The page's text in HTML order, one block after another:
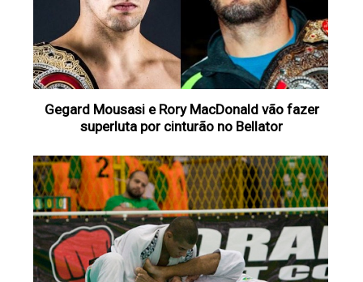
Gegard Mousasi e Rory MacDonald vão fazer
superluta por cinturão no Bellator